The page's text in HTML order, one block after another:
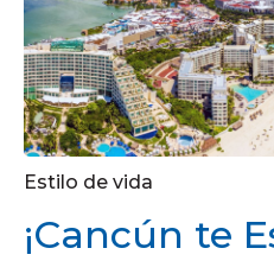
Estilo de vida
¡Cancún te